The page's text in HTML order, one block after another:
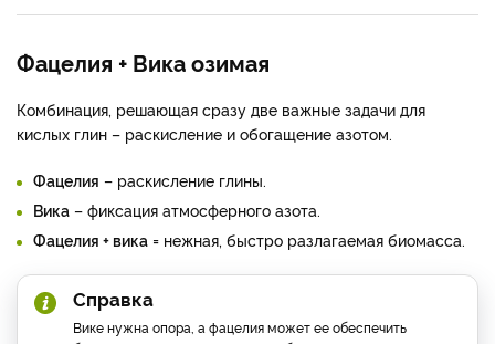
Фацелия + Вика озимая
Комбинация, решающая сразу две важные задачи для
кислых глин – раскисление и обогащение азотом.
Фацелия – раскисление глины.
Вика – фиксация атмосферного азота.
Фацелия + вика = нежная, быстро разлагаемая биомасса.
Справка
Вике нужна опора, а фацелия может ее обеспечить